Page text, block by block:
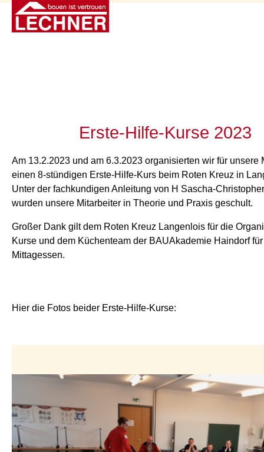
Erste-Hilfe-Kurse 2023
Am 13.2.2023 und am 6.3.2023 organisierten wir für unsere
einen 8-stündigen Erste-Hilfe-Kurs beim Roten Kreuz in
Unter der fachkundigen Anleitung von H Sascha-
wurden unsere Mitarbeiter in Theorie und Praxis geschult.
Großer Dank gilt dem Roten Kreuz Langenlois für die
Kurse und dem Küchenteam der BAUAkademie Haindorf
Mittagessen.
Hier die Fotos beider Erste-Hilfe-Kurse: